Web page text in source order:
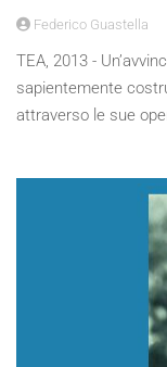
Federico Guastella
TEA, 2013 -
sapientemente
attraverso le sue